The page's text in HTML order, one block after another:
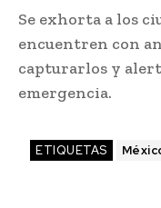
Se exhorta a los
encuentren con
capturarlos y
emergencia.
ETIQUETAS